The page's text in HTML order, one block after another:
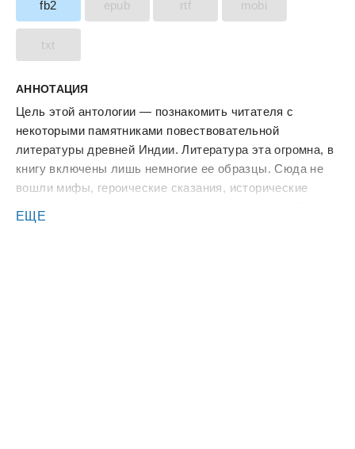
fb2 epub rtf mobi
txt
АННОТАЦИЯ
Цель этой антологии — познакомить читателя с
некоторыми памятниками повествовательной
литературы древней Индии. Литература эта огромна, в
книгу включены лишь немногие ее образцы. Сюда не
вошли мифы, героические сказания, исторические
сказки, притчи, взятые из нескольких наиболее
ЕЩЕ